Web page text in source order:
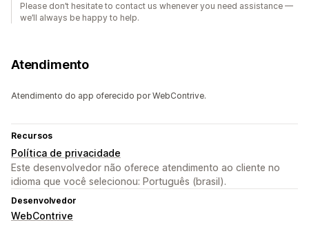
Please don’t hesitate to contact us whenever you need assistance —
we’ll always be happy to help.
Atendimento
Atendimento do app oferecido por WebContrive.
Recursos
Política de privacidade
Este desenvolvedor não oferece atendimento ao cliente no
idioma que você selecionou: Português (brasil).
Desenvolvedor
WebContrive